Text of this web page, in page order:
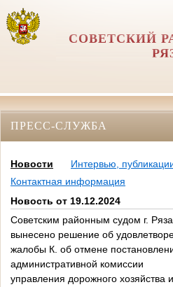
СОВЕТСКИЙ
ПРЕСС-СЛУЖБА
Новости
Интервью,
Контактная информация
Новость от 19.12.2024
Советским районным судом г.
вынесено решение об
жалобы К. об отмене
административной комиссии
управления дорожного хозяйства и